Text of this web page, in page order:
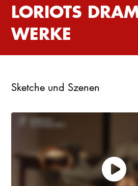
LORIOTS
WERKE
Sketche und Szenen